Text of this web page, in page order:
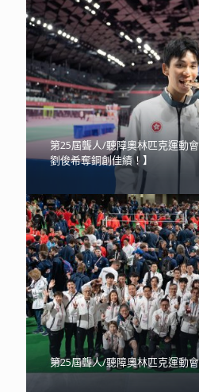
第25屆聾人/聽障奧林匹克運動
劉俊希奪銅創佳績！】
第25屆聾人/聽障奧林匹克運動